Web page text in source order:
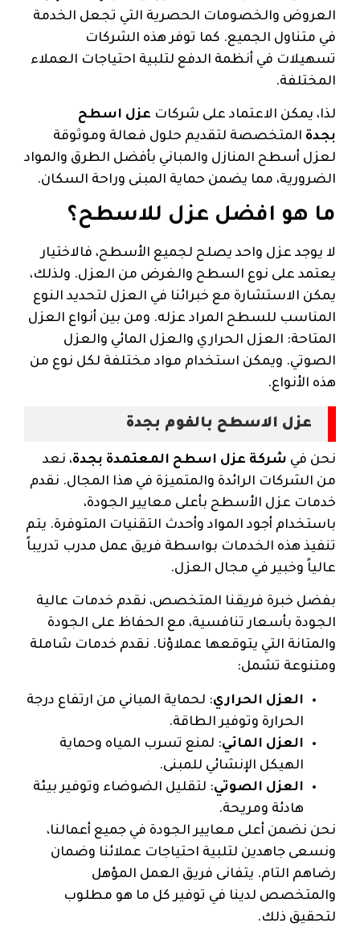
العروض والخصومات الحصرية التي تجعل الخدمة
في متناول الجميع. كما توفر هذه الشركات
تسهيلات في أنظمة الدفع لتلبية احتياجات العملاء
المختلفة.
لذا، يمكن الاعتماد على شركات عزل اسطح
بجدة المتخصصة لتقديم حلول فعالة وموثوقة
لعزل أسطح المنازل والمباني بأفضل الطرق والمواد
الضرورية، مما يضمن حماية المبنى وراحة السكان.
ما هو افضل عزل للاسطح؟
لا يوجد عزل واحد يصلح لجميع الأسطح، فالاختيار
يعتمد على نوع السطح والغرض من العزل. ولذلك،
يمكن الاستشارة مع خبرائنا في العزل لتحديد النوع
المناسب للسطح المراد عزله. ومن بين أنواع العزل
المتاحة: العزل الحراري والعزل المائي والعزل
الصوتي. ويمكن استخدام مواد مختلفة لكل نوع من
هذه الأنواع.
عزل الاسطح بالفوم بجدة
نحن في شركة عزل اسطح المعتمدة بجدة، نعد
من الشركات الرائدة والمتميزة في هذا المجال. نقدم
خدمات عزل الأسطح بأعلى معايير الجودة،
باستخدام أجود المواد وأحدث التقنيات المتوفرة. يتم
تنفيذ هذه الخدمات بواسطة فريق عمل مدرب تدريباً
عالياً وخبير في مجال العزل.
بفضل خبرة فريقنا المتخصص، نقدم خدمات عالية
الجودة بأسعار تنافسية، مع الحفاظ على الجودة
والمتانة التي يتوقعها عملاؤنا. نقدم خدمات شاملة
ومتنوعة تشمل:
العزل الحراري: لحماية المباني من ارتفاع درجة
الحرارة وتوفير الطاقة.
العزل المائي: لمنع تسرب المياه وحماية
الهيكل الإنشائي للمبنى.
العزل الصوتي: لتقليل الضوضاء وتوفير بيئة
هادئة ومريحة.
نحن نضمن أعلى معايير الجودة في جميع أعمالنا،
ونسعى جاهدين لتلبية احتياجات عملائنا وضمان
رضاهم التام. يتفانى فريق العمل المؤهل
والمتخصص لدينا في توفير كل ما هو مطلوب
لتحقيق ذلك.